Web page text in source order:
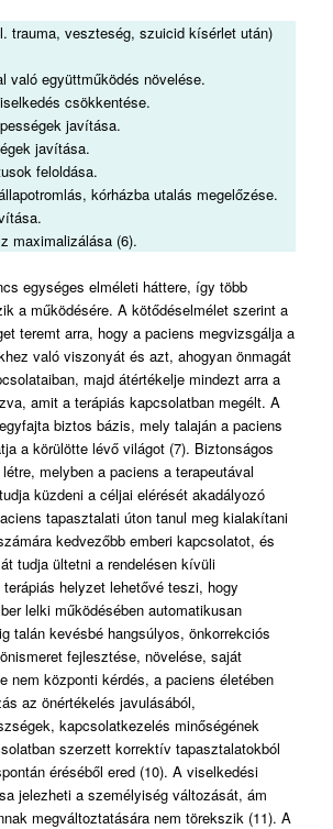
trauma, veszteség, szuicid kísérlet után)
való együttműködés növelése.
csökkentése.
javítása.
javítása.
feloldása.
kórházba utalás megelőzése.
maximalizálása (6).
egységes elméleti háttere, így több
a működésére. A kötődéselmélet szerint a
teremt arra, hogy a paciens megvizsgálja a
való viszonyát és azt, ahogyan önmagát
majd átértékelje mindezt arra a
amit a terápiás kapcsolatban megélt. A
biztos bázis, mely talaján a paciens
a körülötte lévő világot (7). Biztonságos
melyben a paciens a terapeutával
küzdeni a céljai elérését akadályozó
tapasztalati úton tanul meg kialakítani
kedvezőbb emberi kapcsolatot, és
tudja ültetni a rendelésen kívüli
helyzet lehetővé teszi, hogy
lelki működésében automatikusan
talán kevésbé hangsúlyos, önkorrekciós
fejlesztése, növelése, saját
nem központi kérdés, a paciens életében
az önértékelés javulásából,
kapcsolatkezelés minőségének
szerzett korrektív tapasztalatokból
éréséből ered (10). A viselkedési
jelezheti a személyiség változását, ám
megváltoztatására nem törekszik (11). A